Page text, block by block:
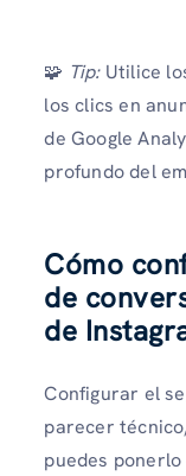
🧩 Tip:Utilice
los clics en
de Google
profundo del
Cómo
de
de
Configurar el
parecer
puedes